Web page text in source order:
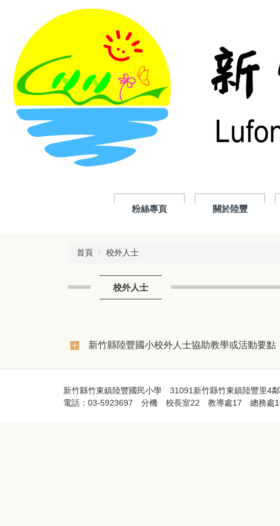
區
粉絲專頁 關於陸豐
首頁 校外人士
校外人士
新竹縣陸豐國小校外人士協助教學或活動要點
新竹縣竹東鎮陸豐國民小學 31091新竹縣竹東鎮陸豐里4
電話：03-5923697 分機 校長室22 教導處17 總務